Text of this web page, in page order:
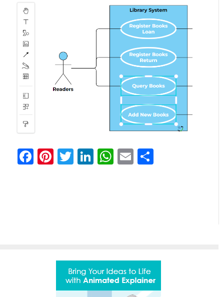
Facebook
Pinterest
Twitter
LinkedIn
WhatsApp
Email